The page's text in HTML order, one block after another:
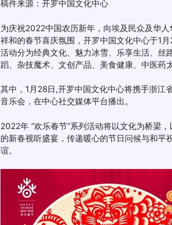
稿件来源：开罗中国文化中心
为庆祝2022中国农历新年，向埃及民众及华
祥和的春节喜庆氛围，开罗中国文化中心于1
活动分为经典文化、魅力冰雪、乐享生活、丝
蹈、杂技魔术、文创产品、美食健康、中医药
其中，1月28日,开罗中国文化中心将携手浙江
音乐会，在中心社交媒体平台播出。
2022年 “欢乐春节”系列活动将以文化为桥梁
的新春视听盛宴，传递暖心的节日问候与和平
谊。